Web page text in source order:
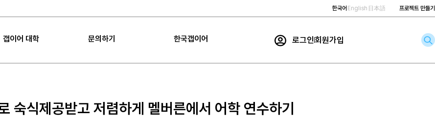
한국어 English 日本語 프로젝트 만들기
갭이어 대학 문의하기 한국갭이어 로그인회원가입
Search
갭이어 미션
공지사항
임팩트
숙식제공받고 저렴하게 멜버른에서 어학 연수하기